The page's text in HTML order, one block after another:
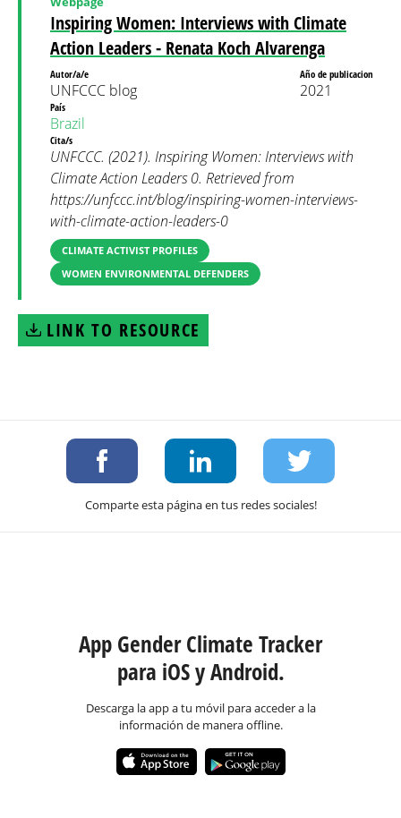
Inspiring Women: Interviews with Climate
Action Leaders - Renata Koch Alvarenga
Autor/a/e
UNFCCC blog
Año de publicacion
2021
País
Brazil
Cita/s
UNFCCC. (2021). Inspiring Women: Interviews with
Climate Action Leaders 0. Retrieved from
https://unfccc.int/blog/inspiring-women-interviews-
with-climate-action-leaders-0
CLIMATE ACTIVIST PROFILES
WOMEN ENVIRONMENTAL DEFENDERS
LINK TO RESOURCE
Comparte esta página en tus redes sociales!
App Gender Climate Tracker
para iOS y Android.
Descarga la app a tu móvil para acceder a la
información de manera offline.